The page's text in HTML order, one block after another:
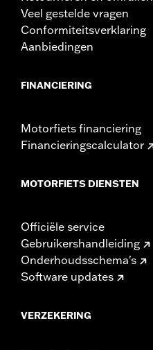
Veel gestelde vragen
Conformiteitsverklaring
Aanbiedingen
FINANCIERING
Motorfiets financiering
Financieringscalculator
MOTORFIETS DIENSTEN
Officiële service
Gebruikershandleiding
Onderhoudsschema's
Software updates
VERZEKERING